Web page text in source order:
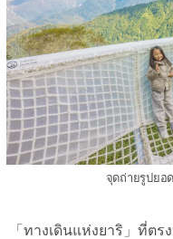
จุดถ่ายรูปยอ
「ทางเดินแห่งยาริ」ที่